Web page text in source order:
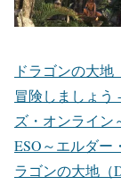
ドラゴンの大地
冒険しましょう
ズ・オンライン
ESO～エルダー
ラゴンの大地（